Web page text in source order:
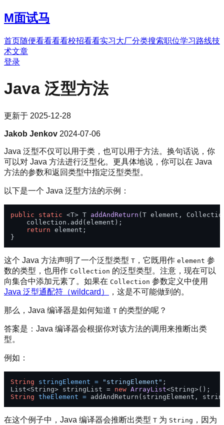
M面试马
首页随便看看看看校招看看实习大厂分类搜索职位学习路线技
术文章
登录
Java 泛型方法
更新于 2025-12-28
Jakob Jenkov 2024-07-06
Java 泛型不仅可以用于类，也可以用于方法。换句话说，你
可以对 Java 方法进行泛型化。更具体地说，你可以在 Java
方法的参数和返回类型中指定泛型类型。
以下是一个 Java 泛型方法的示例：
public static <T> T addAndReturn (T element,
    collection.add(element);
return element;
这个 Java 方法声明了一个泛型类型 T ，它既用作 element 参
数的类型，也用作 Collection 的泛型类型。注意，现在可以
向集合中添加元素了。如果在 Collection 参数定义中使用
Java 泛型通配符（wildcard）
，这是不可能做到的。
那么，Java 编译器是如何知道 T 的类型的呢？
答案是：Java 编译器会根据你对该方法的调用来推断出类
型。
例如：
String stringElement = "stringElement" ;
List<String> stringList = new ArrayList
String theElement =
在这个例子中，Java 编译器会推断出类型 T 为 String ，因为